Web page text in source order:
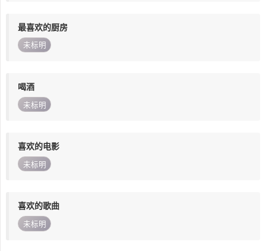
最喜欢的厨房
未标明
喝酒
未标明
喜欢的电影
未标明
喜欢的歌曲
未标明